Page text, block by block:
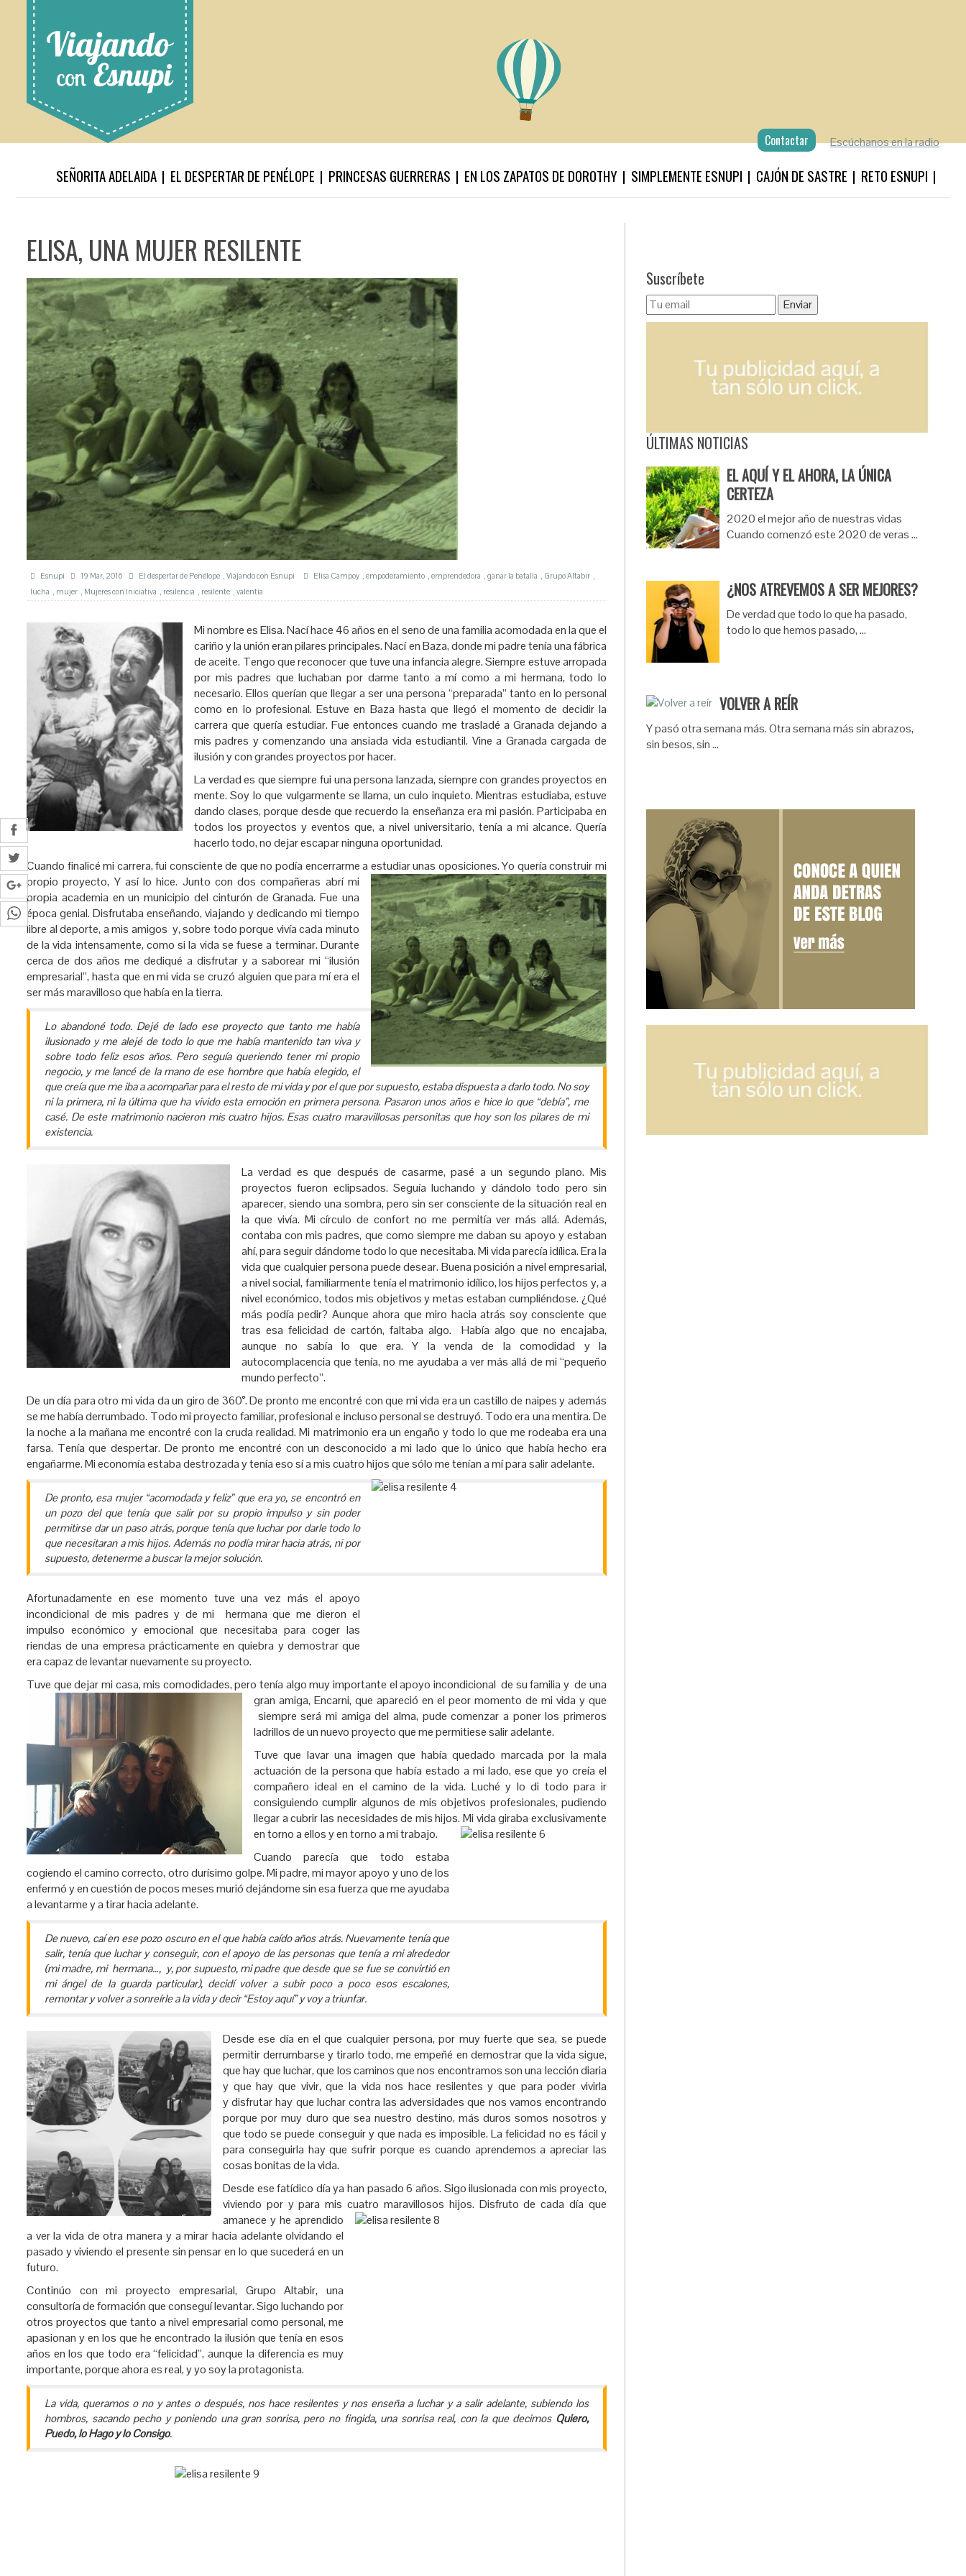
Escúchanos en la radio
Contactar
SEÑORITA ADELAIDA EL DESPERTAR DE PENÉLOPE PRINCESAS GUERRERAS EN LOS ZAPATOS DE DOROTHY SIMPLEMENTE ESNUPI CAJÓN DE SASTRE RETO ESNUPI
ELISA, UNA MUJER RESILENTE
Esnupi 19 Mar, 2016 El despertar de Penélope , Viajando con Esnupi Elisa Campoy , empoderamiento , emprendedora , ganar la batalla , Grupo Altabir ,
lucha , mujer , Mujeres con Iniciativa , resilencia , resilente , valentía
Mi nombre es Elisa. Nací hace 46 años en el seno de una familia acomodada en la que el
cariño y la unión eran pilares principales. Nací en Baza, donde mi padre tenía una fábrica
de aceite. Tengo que reconocer que tuve una infancia alegre. Siempre estuve arropada
por mis padres que luchaban por darme tanto a mí como a mi hermana, todo lo
necesario. Ellos querían que llegar a ser una persona “preparada” tanto en lo personal
como en lo profesional. Estuve en Baza hasta que llegó el momento de decidir la
carrera que quería estudiar. Fue entonces cuando me trasladé a Granada dejando a
mis padres y comenzando una ansiada vida estudiantil. Vine a Granada cargada de
ilusión y con grandes proyectos por hacer.
La verdad es que siempre fui una persona lanzada, siempre con grandes proyectos en
mente. Soy lo que vulgarmente se llama, un culo inquieto. Mientras estudiaba, estuve
dando clases, porque desde que recuerdo la enseñanza era mi pasión. Participaba en
todos los proyectos y eventos que, a nivel universitario, tenía a mi alcance. Quería
hacerlo todo, no dejar escapar ninguna oportunidad.
Cuando finalicé mi carrera, fui consciente de que no podía encerrarme a estudiar unas oposiciones. Yo quería construir mi
propio proyecto, Y así lo hice. Junto con dos compañeras abrí mi
propia academia en un municipio del cinturón de Granada. Fue una
época genial. Disfrutaba enseñando, viajando y dedicando mi tiempo
libre al deporte, a mis amigos y, sobre todo porque vivía cada minuto
de la vida intensamente, como si la vida se fuese a terminar. Durante
cerca de dos años me dediqué a disfrutar y a saborear mi “ilusión
empresarial”, hasta que en mi vida se cruzó alguien que para mí era el
ser más maravilloso que había en la tierra.
Lo abandoné todo. Dejé de lado ese proyecto que tanto me había
ilusionado y me alejé de todo lo que me había mantenido tan viva y
sobre todo feliz esos años. Pero seguía queriendo tener mi propio
negocio, y me lancé de la mano de ese hombre que había elegido, el
que creía que me iba a acompañar para el resto de mi vida y por el que por supuesto, estaba dispuesta a darlo todo. No soy
ni la primera, ni la última que ha vivido esta emoción en primera persona. Pasaron unos años e hice lo que “debía”, me
casé. De este matrimonio nacieron mis cuatro hijos. Esas cuatro maravillosas personitas que hoy son los pilares de mi
existencia.
La verdad es que después de casarme, pasé a un segundo plano. Mis
proyectos fueron eclipsados. Seguía luchando y dándolo todo pero sin
aparecer, siendo una sombra, pero sin ser consciente de la situación real en
la que vivía. Mi círculo de confort no me permitía ver más allá. Además,
contaba con mis padres, que como siempre me daban su apoyo y estaban
ahí, para seguir dándome todo lo que necesitaba. Mi vida parecía idílica. Era la
vida que cualquier persona puede desear. Buena posición a nivel empresarial,
a nivel social, familiarmente tenía el matrimonio idílico, los hijos perfectos y, a
nivel económico, todos mis objetivos y metas estaban cumpliéndose. ¿Qué
más podía pedir? Aunque ahora que miro hacia atrás soy consciente que
tras esa felicidad de cartón, faltaba algo. Había algo que no encajaba,
aunque no sabía lo que era. Y la venda de la comodidad y la
autocomplacencia que tenía, no me ayudaba a ver más allá de mi “pequeño
mundo perfecto”.
De un día para otro mi vida da un giro de 360°. De pronto me encontré con que mi vida era un castillo de naipes y además
se me había derrumbado. Todo mi proyecto familiar, profesional e incluso personal se destruyó. Todo era una mentira. De
la noche a la mañana me encontré con la cruda realidad. Mi matrimonio era un engaño y todo lo que me rodeaba era una
farsa. Tenía que despertar. De pronto me encontré con un desconocido a mi lado que lo único que había hecho era
engañarme. Mi economía estaba destrozada y tenía eso sí a mis cuatro hijos que sólo me tenían a mí para salir adelante.
De pronto, esa mujer “acomodada y feliz” que era yo, se encontró en
un pozo del que tenía que salir por su propio impulso y sin poder
permitirse dar un paso atrás, porque tenía que luchar por darle todo lo
que necesitaran a mis hijos. Además no podía mirar hacia atrás, ni por
supuesto, detenerme a buscar la mejor solución.
Afortunadamente en ese momento tuve una vez más el apoyo
incondicional de mis padres y de mi hermana que me dieron el
impulso económico y emocional que necesitaba para coger las
riendas de una empresa prácticamente en quiebra y demostrar que
era capaz de levantar nuevamente su proyecto.
Tuve que dejar mi casa, mis comodidades, pero tenía algo muy importante el apoyo incondicional de su familia y de una
gran amiga, Encarni, que apareció en el peor momento de mi vida y que
siempre será mi amiga del alma, pude comenzar a poner los primeros
ladrillos de un nuevo proyecto que me permitiese salir adelante.
Tuve que lavar una imagen que había quedado marcada por la mala
actuación de la persona que había estado a mi lado, ese que yo creía el
compañero ideal en el camino de la vida. Luché y lo di todo para ir
consiguiendo cumplir algunos de mis objetivos profesionales, pudiendo
llegar a cubrir las necesidades de mis hijos. Mi vida giraba exclusivamente
en torno a ellos y en torno a mi trabajo.
Cuando parecía que todo estaba
cogiendo el camino correcto, otro durísimo golpe. Mi padre, mi mayor apoyo y uno de los
enfermó y en cuestión de pocos meses murió dejándome sin esa fuerza que me ayudaba
a levantarme y a tirar hacia adelante.
De nuevo, caí en ese pozo oscuro en el que había caído años atrás. Nuevamente tenía que
salir, tenía que luchar y conseguir, con el apoyo de las personas que tenía a mi alrededor
(mi madre, mi hermana…, y, por supuesto, mi padre que desde que se fue se convirtió en
mi ángel de la guarda particular), decidí volver a subir poco a poco esos escalones,
remontar y volver a sonreírle a la vida y decir “Estoy aquí” y voy a triunfar.
Desde ese día enel que cualquier persona, por muy fuerte que sea, se puede
permitir derrumbarse y tirarlo todo, me empeñé en demostrar que la vida sigue,
que hay que luchar, que los caminos que nos encontramos son una lección diaria
y que hay que vivir, que la vida nos hace resilentes y que para poder vivirla
y disfrutar hay que luchar contra las adversidades que nos vamos encontrando
porque por muy duro que sea nuestro destino, más duros somos nosotros y
que todo se puede conseguir y que nada es imposible. La felicidad no es fácil y
para conseguirla hay que sufrir porque es cuando aprendemos a apreciar las
cosas bonitas de la vida.
Desde ese fatídico día ya han pasado 6 años. Sigo ilusionada con mis proyecto,
viviendo por y para mis cuatro maravillosos hijos. Disfruto de cada día que
amanece y he aprendido
a ver la vida de otra manera y a mirar hacia adelante olvidando el
pasado y viviendo el presente sin pensar en lo que sucederá en un
futuro.
Continúo con mi proyecto empresarial, Grupo Altabir, una
consultoría de formación que conseguí levantar. Sigo luchando por
otros proyectos que tanto a nivel empresarial como personal, me
apasionan y en los que he encontrado la ilusión que tenía en esos
años en los que todo era “felicidad”, aunque la diferencia es muy
importante, porque ahora es real, y yo soy la protagonista.
La vida, queramos o no y antes o después, nos hace resilentes y nos enseña a luchar y a salir adelante, subiendo los
hombros, sacando pecho y poniendo una gran sonrisa, pero no fingida, una sonrisa real, con la que decimos Quiero,
Puedo, lo Hago y lo Consigo.
Suscríbete
ÚLTIMAS NOTICIAS
EL AQUÍ Y EL AHORA, LA ÚNICA
CERTEZA
2020 el mejor año de nuestras vidas
Cuando comenzó este 2020 de veras …
¿NOS ATREVEMOS A SER MEJORES?
De verdad que todo lo que ha pasado,
todo lo que hemos pasado, …
VOLVER A REÍR
Y pasó otra semana más. Otra semana más sin abrazos,
sin besos, sin …